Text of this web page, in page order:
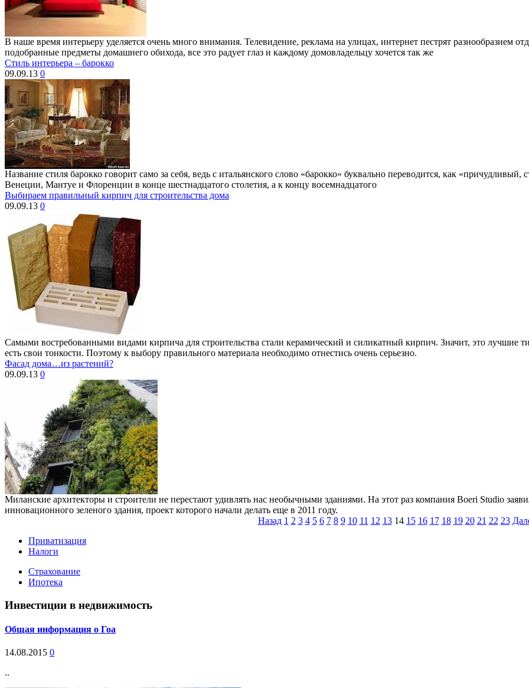
В наше время интерьеру уделяется очень много внимания. Телевидение, реклама на улицах, интернет пестрят разнообразием
подобранные предметы домашнего обихода, все это радует глаз и каждому домовладельцу хочется так же
Стиль интерьера – барокко
09.09.13 0
Название стиля барокко говорит само за себя, ведь с итальянского слово «барокко» буквально переводится, как
Венеции, Мантуе и Флоренции в конце шестнадцатого столетия, а к концу восемнадцатого
Выбираем правильный кирпич для строительства дома
09.09.13 0
Самыми востребованными видами кирпича для строительства стали керамический и силикатный кирпич. Значит, это лучшие
есть свои тонкости. Поэтому к выбору правильного материала необходимо отнестись очень серьезно.
Фасад дома…из растений?
09.09.13 0
Миланские архитекторы и строители не перестают удивлять нас необычными зданиями. На этот раз компания Boeri Studio
инновационного зеленого здания, проект которого начали делать еще в 2011 году.
Назад 1 2 3 4 5 6 7 8 9 10 11 12 13 14 15 16 17 18 19 20 21 22 23
Приватизация
Налоги
Страхование
Ипотека
Инвестиции в недвижимость
Общая информация о Гоа
14.08.2015 0
..